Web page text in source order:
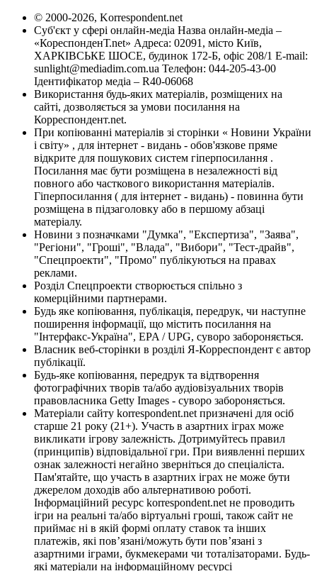
© 2000-2026, Korrespondent.net
Суб'єкт у сфері онлайн-медіа Назва онлайн-медіа –
«КореспонденТ.net» Адреса: 02091, місто Київ,
ХАРКІВСЬКЕ ШОСЕ, будинок 172-Б, офіс 208/1 E-mail:
sunlight@mediadim.com.ua Телефон: 044-205-43-00
Ідентифікатор медіа – R40-06068
Використання будь-яких матеріалів, розміщених на
сайті, дозволяється за умови посилання на
Корреспондент.net.
При копіюванні матеріалів зі сторінки « Новини України
і світу» , для інтернет - видань - обов'язкове пряме
відкрите для пошукових систем гіперпосилання .
Посилання має бути розміщена в незалежності від
повного або часткового використання матеріалів.
Гіперпосилання ( для інтернет - видань) - повинна бути
розміщена в підзаголовку або в першому абзаці
матеріалу.
Новини з позначками "Думка", "Експертиза", "Заява",
"Регіони", "Гроші", "Влада", "Вибори", "Тест-драйв",
"Спецпроекти", "Промо" публікуються на правах
реклами.
Розділ Спецпроекти створюється спільно з
комерційними партнерами.
Будь яке копіювання, публікація, передрук, чи наступне
поширення інформації, що містить посилання на
"Інтерфакс-Україна", EPA / UPG, суворо забороняється.
Власник веб-сторінки в розділі Я-Корреспондент є автор
публікації.
Будь-яке копіювання, передрук та відтворення
фотографічних творів та/або аудіовізуальних творів
правовласника Getty Images - суворо забороняється.
Матеріали сайту korrespondent.net призначені для осіб
старше 21 року (21+). Участь в азартних іграх може
викликати ігрову залежність. Дотримуйтесь правил
(принципів) відповідальної гри. При виявленні перших
ознак залежності негайно зверніться до спеціаліста.
Пам'ятайте, що участь в азартних іграх не може бути
джерелом доходів або альтернативою роботі.
Інформаційний ресурс korrespondent.net не проводить
ігри на реальні та/або віртуальні гроші, також сайт не
приймає ні в якій формі оплату ставок та інших
платежів, які пов’язані/можуть бути пов’язані з
азартними іграми, букмекерами чи тоталізаторами. Будь-
які матеріали на інформаційному ресурсі